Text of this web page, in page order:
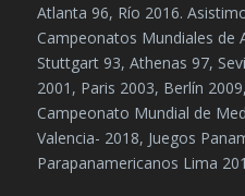
Atlanta 96, Río 2016.
Campeonatos Mundiales de
Stuttgart 93, Athenas 97,
2001, Paris 2003, Berlín
Campeonato Mundial de
Valencia- 2018, Juegos
Parapanamericanos Lima